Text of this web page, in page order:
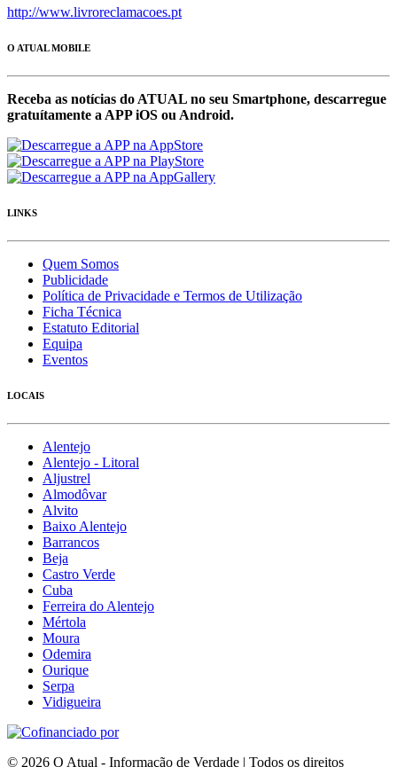
http://www.livroreclamacoes.pt
O ATUAL MOBILE
Receba as notícias do ATUAL no seu Smartphone, descarregue
gratuítamente a APP iOS ou Android.
LINKS
Quem Somos
Publicidade
Política de Privacidade e Termos de Utilização
Ficha Técnica
Estatuto Editorial
Equipa
Eventos
LOCAIS
Alentejo
Alentejo - Litoral
Aljustrel
Almodôvar
Alvito
Baixo Alentejo
Barrancos
Beja
Castro Verde
Cuba
Ferreira do Alentejo
Mértola
Moura
Odemira
Ourique
Serpa
Vidigueira
© 2026 O Atual - Informação de Verdade | Todos os direitos